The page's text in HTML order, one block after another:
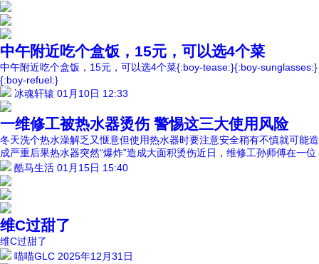
中午附近吃个盒饭，15元，可以选4个菜
中午附近吃个盒饭，15元，可以选4个菜{:boy-tease:}{:boy-sunglasses:}
{:boy-refuel:}
冰魂轩辕 01月10日 12:33
一维修工被热水器烫伤 警惕这三大使用风险
冬天洗个热水澡解乏又惬意但使用热水器时要注意安全稍有不慎就可能造
成严重后果热水器突然“爆炸”造成大面积烫伤近日，维修工孙师傅在一位
酷马生活 01月15日 15:40
维C过甜了
维C过甜了
喵喵GLC 2025年12月31日